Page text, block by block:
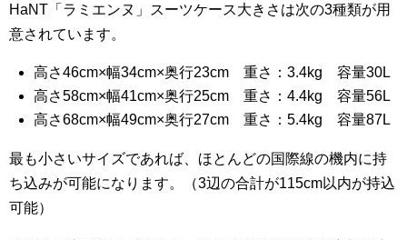
HaNT「ラミエンヌ」スーツケース大きさは次の3種類が用
意されています。
高さ46cm×幅34cm×奥行23cm 重さ：3.4kg 容量30L
高さ58cm×幅41cm×奥行25cm 重さ：4.4kg 容量56L
高さ68cm×幅49cm×奥行27cm 重さ：5.4kg 容量87L
最も小さいサイズであれば、ほとんどの国際線の機内に持
ち込みが可能になります。（3辺の合計が115cm以内が持込
可能）